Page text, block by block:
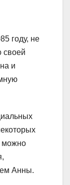
году, не
своей
и
можно
Анны.